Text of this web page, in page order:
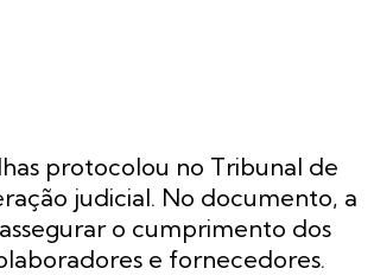
protocolou no Tribunal de
judicial. No documento, a
o cumprimento dos
e fornecedores.